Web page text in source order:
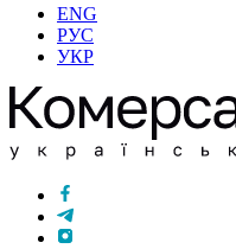
ENG
РУС
УКР